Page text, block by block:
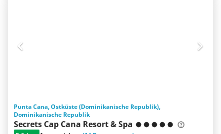
Punta Cana, Ostküste (Dominikanische Republik),
Dominikanische Republik
Secrets Cap Cana Resort & Spa